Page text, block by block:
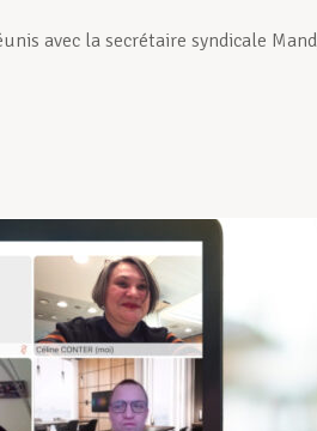
avec la secrétaire syndicale